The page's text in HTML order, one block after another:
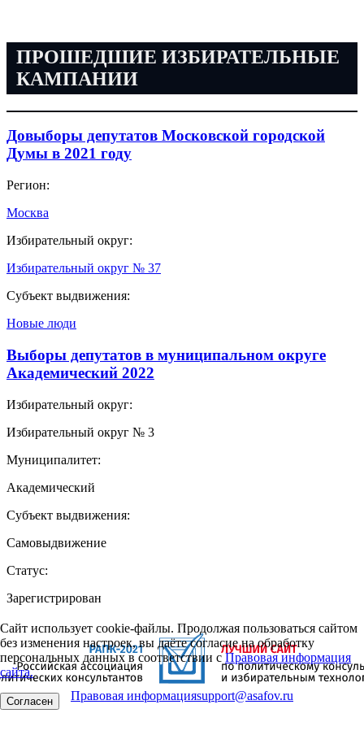
ПРОШЕДШИЕ ИЗБИРАТЕЛЬНЫЕ
КАМПАНИИ
Довыборы депутатов Московской городской
Думы в 2021 году
Регион:
Москва
Избирательный округ:
Избирательный округ № 37
Субъект выдвижения:
Новые люди
Выборы депутатов в муниципальном округе
Академический 2022
Избирательный округ:
Избирательный округ № 3
Муниципалитет:
Академический
Субъект выдвижения:
Самовыдвижение
Статус:
Зарегистрирован
Сайт использует cookie-файлы. Продолжая пользоваться сайтом
без изменения настроек, вы даёте согласие на обработку
персональных данных в соответствии сПравовая информация
сайта.
Согласен Правовая информацияsupport@asafov.ru